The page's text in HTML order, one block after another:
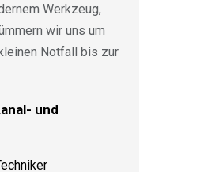
Werkzeug,
wir uns um
Notfall bis zur
und